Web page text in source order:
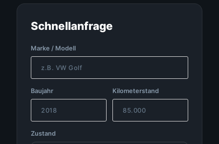
Schnellanfrage
Marke / Modell
Baujahr Kilometerstand
Zustand